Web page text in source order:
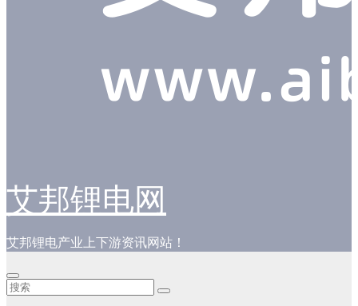
艾邦锂电网
艾邦锂电产业上下游资讯网站！